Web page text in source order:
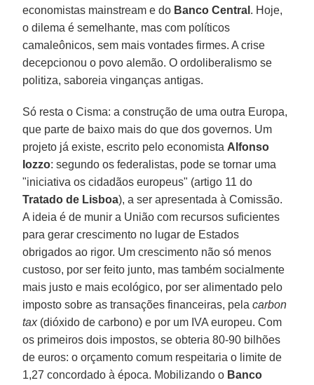
economistas mainstream e do Banco Central . Hoje,
o dilema é semelhante, mas com políticos
camaleônicos, sem mais vontades firmes. A crise
decepcionou o povo alemão. O ordoliberalismo se
politiza, saboreia vinganças antigas.
Só resta o Cisma: a construção de uma outra Europa,
que parte de baixo mais do que dos governos. Um
projeto já existe, escrito pelo economista Alfonso
Iozzo: segundo os federalistas, pode se tornar uma
"iniciativa os cidadãos europeus" (artigo 11 do
Tratado de Lisboa), a ser apresentada à Comissão.
A ideia é de munir a União com recursos suficientes
para gerar crescimento no lugar de Estados
obrigados ao rigor. Um crescimento não só menos
custoso, por ser feito junto, mas também socialmente
mais justo e mais ecológico, por ser alimentado pelo
imposto sobre as transações financeiras, pelacarbon
tax(dióxido de carbono) e por um IVA europeu. Com
os primeiros dois impostos, se obteria 80-90 bilhões
de euros: o orçamento comum respeitaria o limite de
1,27 concordado à época. Mobilizando o Banco